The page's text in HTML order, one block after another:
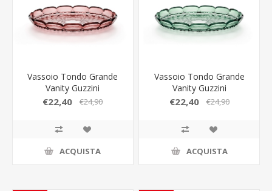
Vassoio Tondo Grande
Vanity Guzzini
€22,40 €24,90
ACQUISTA
Vassoio Tondo Grande
Vanity Guzzini
€22,40 €24,90
ACQUISTA